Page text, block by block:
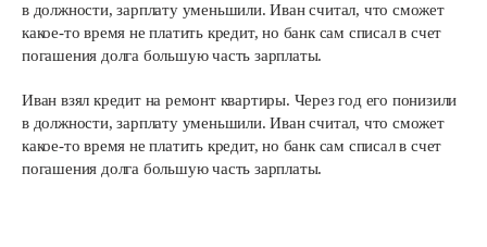
в должности, зарплату уменьшили. Иван считал, что сможет
какое-то время не платить кредит, но банк сам списал в счет
погашения долга большую часть зарплаты.
Иван взял кредит на ремонт квартиры. Через год его понизили
в должности, зарплату уменьшили. Иван считал, что сможет
какое-то время не платить кредит, но банк сам списал в счет
погашения долга большую часть зарплаты.